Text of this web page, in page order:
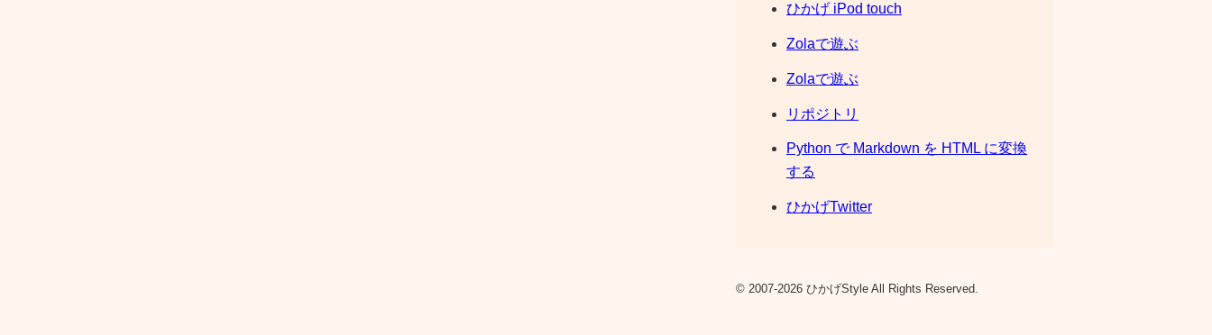
ひかげ iPod touch
Zolaで遊ぶ
Zolaで遊ぶ
リポジトリ
Python で Markdown を HTML に変換
する
ひかげTwitter
© 2007-2026 ひかげStyle All Rights Reserved.